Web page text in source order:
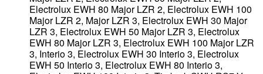
Electrolux EWH 80 Major LZR 2, Electrolux EWH 100
Major LZR 2, Major LZR 3, Electrolux EWH 30 Major
LZR 3, Electrolux EWH 50 Major LZR 3, Electrolux
EWH 80 Major LZR 3, Electrolux EWH 100 Major LZR
3, Interio 3, Electrolux EWH 30 Interio 3, Electrolux
EWH 50 Interio 3, Electrolux EWH 80 Interio 3,